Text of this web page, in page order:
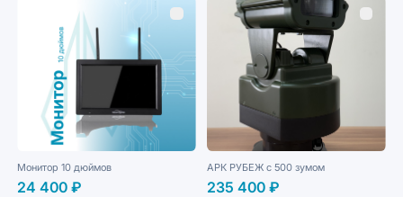
Монитор 10 дюймов
24 400 ₽
АРК РУБЕЖ с 500 зумом
235 400 ₽